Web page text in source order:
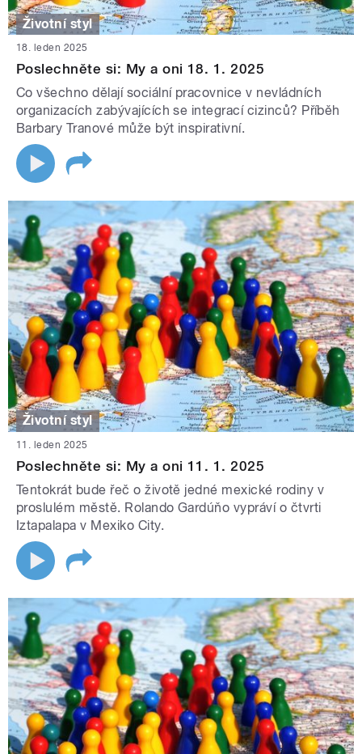
Životní styl
18. leden 2025
Poslechněte si: My a oni 18. 1. 2025
Co všechno dělají sociální pracovnice v nevládních
organizacích zabývajících se integrací cizinců? Příběh
Barbary Tranové může být inspirativní.
Životní styl
11. leden 2025
Poslechněte si: My a oni 11. 1. 2025
Tentokrát bude řeč o životě jedné mexické rodiny v
proslulém městě. Rolando Gardúňo vypráví o čtvrti
Iztapalapa v Mexiko City.